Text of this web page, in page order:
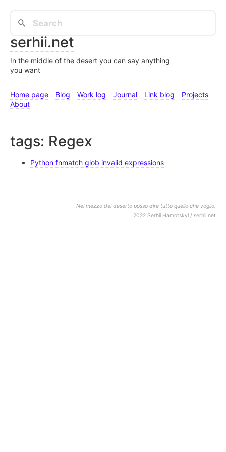
serhii.net
In the middle of the desert you can say anything
you want
Home page Blog Work log Journal Link blog
Projects
About
tags: Regex
Python fnmatch glob invalid expressions
Nel mezzo del deserto posso dire tutto quello che voglio.
2022 Serhii Hamotskyi / serhii.net